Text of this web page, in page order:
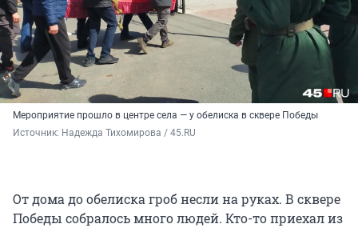
Мероприятие прошло в центре села — у обелиска в сквере Победы
Источник: Надежда Тихомирова / 45.RU
От дома до обелиска гроб несли на руках. В сквере
Победы собралось много людей. Кто-то приехал из